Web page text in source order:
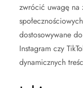
zwrócić uwagę na
dostosowywane
Instagram czy
dynamicznych